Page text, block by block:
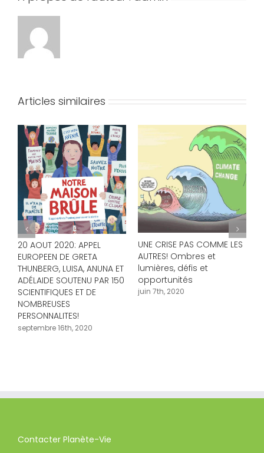
Articles similaires
20 AOUT 2020: APPEL
EUROPEEN DE GRETA
THUNBERG, LUISA, ANUNA ET
ADÉLAIDE SOUTENU PAR 150
SCIENTIFIQUES ET DE
NOMBREUSES
PERSONNALITES!
septembre 16th, 2020
UNE CRISE PAS COMME LES
AUTRES! Ombres et
lumières, défis et
opportunités
juin 7th, 2020
Contacter Planète-Vie